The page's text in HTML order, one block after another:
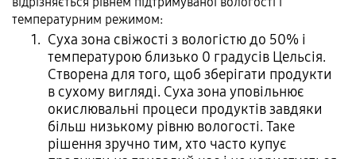
температурним режимом:
Суха зона свіжості з вологістю до 50% і
температурою близько 0 градусів Цельсія.
Створена для того, щоб зберігати продукти
в сухому вигляді. Суха зона уповільнює
окислювальні процеси продуктів завдяки
більш низькому рівню вологості. Таке
рішення зручно тим, хто часто купує